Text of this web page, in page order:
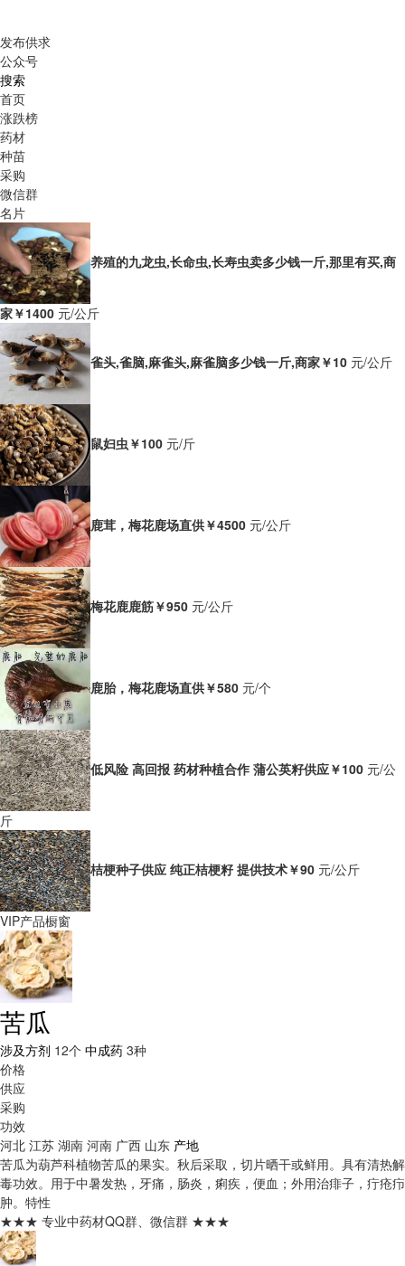
发布供求
公众号
搜索
首页
涨跌榜
药材
种苗
采购
微信群
名片
养殖的九龙虫,长命虫,长寿虫卖多少钱一斤,那里有买,商
家￥1400 元/公斤
雀头,雀脑,麻雀头,麻雀脑多少钱一斤,商家￥10 元/公斤
鼠妇虫 ￥100 元/斤
鹿茸，梅花鹿场直供￥4500 元/公斤
梅花鹿鹿筋￥950 元/公斤
鹿胎，梅花鹿场直供￥580 元/个
低风险 高回报 药材种植合作 蒲公英籽供应￥100 元/公
斤
桔梗种子供应 纯正桔梗籽 提供技术￥90 元/公斤
VIP产品橱窗
苦瓜
涉及方剂 12个 中成药 3种
价格
供应
采购
功效
河北 江苏 湖南 河南 广西 山东 产地
苦瓜为葫芦科植物苦瓜的果实。秋后采取，切片晒干或鲜用。具有清热解
毒功效。用于中暑发热，牙痛，肠炎，痢疾，便血；外用治痱子，疔疮疖
肿。 特性
★★★ 专业中药材QQ群、微信群 ★★★